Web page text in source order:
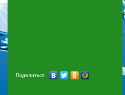
Поделиться